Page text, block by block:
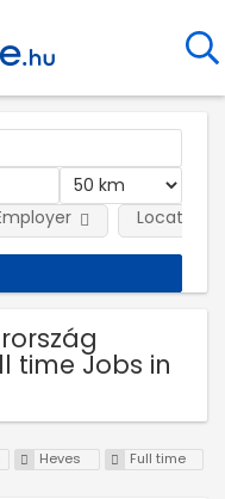
Location
time Jobs in
Heves Full time